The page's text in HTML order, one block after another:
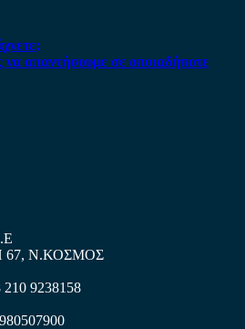
απαντήσουμε σε οποιαδήποτε
67, Ν.ΚΟΣΜΟΣ
210 9238158